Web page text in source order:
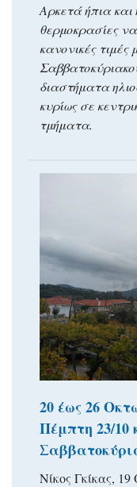
Αρκετά ήπια και
θερμοκρασίες
κανονικές τιμές
διαστήματα
κυρίως σε
τμήματα.
20 έως 26
Πέμπτη 23/10
Νίκος Γκίκας,